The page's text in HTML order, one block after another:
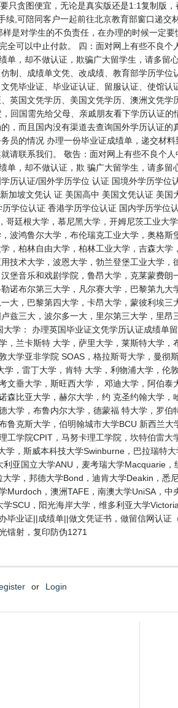
图便宜，无论是真实版还是1:1复制版，
陪同客户一起前往北京教育部窗口递交
是对学生的不负责任，在办理的时候一
可以中止付款。 四：面对网上有些不良
，却不做认证，欺骗广大留学生，请多留
制、成绩单文凭、改成绩、教育部学历学
凭毕业证、毕业证认证、留服认证、使馆
英国文凭学历、美国文凭学历、澳洲文凭
回国需先给父母、亲戚朋友看下学历认证
而且国内没有渠道去查询国外学历认证的
员的情况 办理一份毕业证成绩单，递交材
请联系我们。 敬告：面对网上有些不良个
，却不做认证，欺 骗广大留学生，请多
历认证/国外学历学位 认证 国境外学历学位
坡文凭认 证 美国高中 美国文凭认证 美国
学位认证 香港学历学位认证 国内学历学位
廷根大学，慕尼黑大学，开姆尼茨工业大
波鸿鲁尔大学，布伦瑞克工业大学，奥格
，柏林自由大学，柏林工业大学，吉森大
术大学，波恩大学，勃兰登堡工业大学，
堡音乐和戏剧学院，鲁昂大学，克莱蒙费
诺布尔第三大学，凡尔赛大学，巴黎第九
大，巴黎第四大学，卡昂大学，蒙彼利埃
兹三大，波尔多一大，里尔第三大学，里
学： 办理英国毕业证文凭学历认证成绩单
兰卡斯特 大学，萨里大学，莱斯特大学
学亚非学院 SOAS，格拉斯哥大学，曼彻
，雷丁大学，肯特 大学，利物浦大学，伦
垂大学，斯旺西大学， 邓迪大学，阿伯
比亚大学，赫尔大学，约 克圣约翰大学
学，布鲁内尔大学，德蒙福 特大学，罗
鲁克斯大学，伯明翰城市大学BCU 新西兰
学院CPIT，马努卡理工学院，坎特伯雷
，斯威本科技大学Swinburne，巴拉瑞特
亚国立大学ANU，麦考瑞大学Macquarie
学，邦德大学Bond，迪肯大学Deakin，悉
，澳洲TAFE，南澳大学UniSA，
SCU，阳光海岸大学，维多利亚大学
业证||成绩单||做文凭证书，做留信网认证
镭射，复印防伪1271
or Login